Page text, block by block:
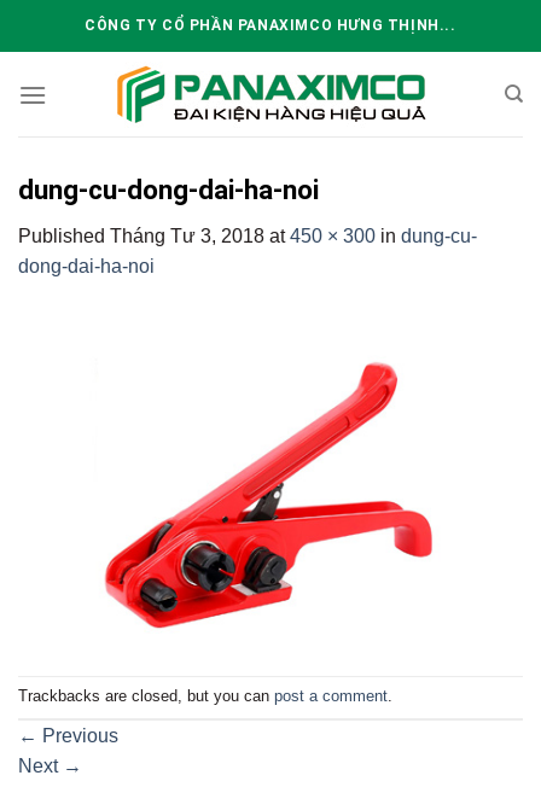
CÔNG TY CỔ PHẦN PANAXIMCO HƯNG THỊNH...
dung-cu-dong-dai-ha-noi
Published Tháng Tư 3, 2018 at450 × 300 in dung-cu-
dong-dai-ha-noi
Trackbacks are closed, but you can post a comment.
← Previous
Next →